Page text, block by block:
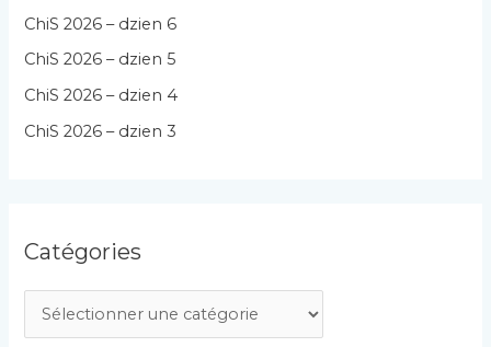
ChiS 2026 – dzien 6
ChiS 2026 – dzien 5
ChiS 2026 – dzien 4
ChiS 2026 – dzien 3
Catégories
a